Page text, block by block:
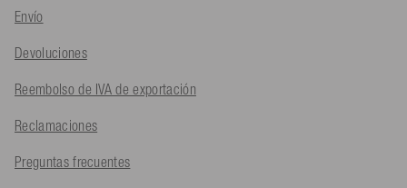
Envío
Devoluciones
Reembolso de IVA de exportación
Reclamaciones
Preguntas frecuentes